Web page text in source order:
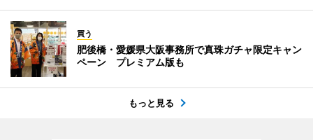
買う
肥後橋・愛媛県大阪事務所で真珠ガチャ限定キャン
ペーン プレミアム版も
もっと見る